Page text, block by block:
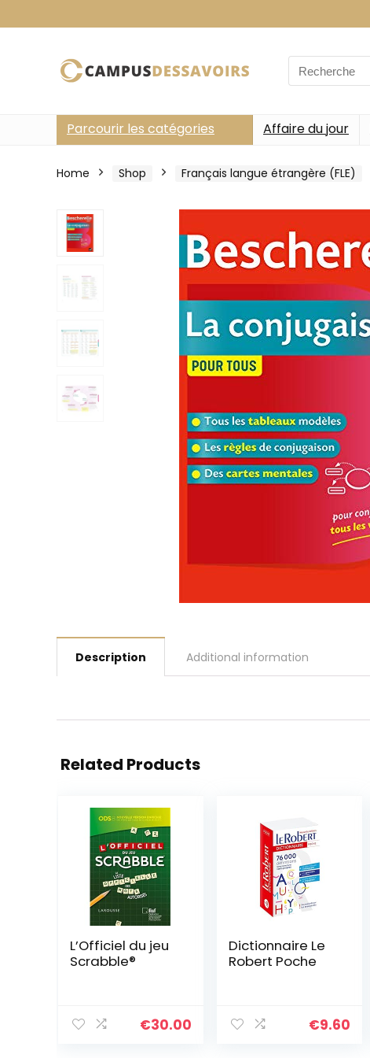
Search
for:
Parcourir les catégories Affaire du jour
Home Shop Français langue étrangère (FLE)
Description Additional information
Related Products
L’Officiel du jeu
Scrabble®
€30.00
Dictionnaire Le
Robert Poche
€9.60